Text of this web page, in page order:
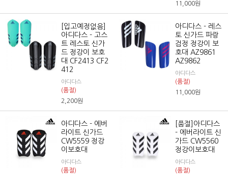
11,000원
[입고예정없음]
아디다스 - 고스
트 레스토 신가
드 정강이 보호
대 CF2413 CF2
412
아디다스
(품절)
2,200원
아디다스 - 레스
토 신가드 파랑
검정 정강이 보
호대 AZ9861
AZ9862
아디다스
(품절)
11,000원
아디다스 - 에버
라이트 신가드
CW5559 정강
이보호대
아디다스
(품절)
[품절]아디다스
- 에버라이트 신
가드 CW5560
정강이보호대
아디다스
(품절)